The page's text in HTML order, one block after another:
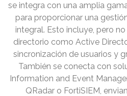
se integra con una amplia
para proporcionar una
integral. Esto incluye, pero
directorio como Active
sincronización de usuarios y
También se conecta con
Information and Event
QRadar o FortiSIEM,